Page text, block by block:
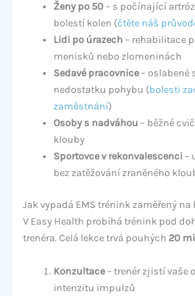
Ženy po 50– s počínající
bolestí kolen (čtěte náš
Lidi po úrazech – rehabilitace
menisků nebo zlomeninách
Sedavé pracovnice– oslabené
nedostatku pohybu (bolesti
zaměstnání)
Osoby s nadváhou – běžné
klouby
Sportovce v rekonvalescenci–
bez zatěžování zraněného
Jak vypadá EMS trénink zaměřený na
V Easy Health probíhá trénink pod
trenéra. Celá lekce trvá pouhých 20
Konzultace– trenér zjistí vaše
intenzitu impulzů